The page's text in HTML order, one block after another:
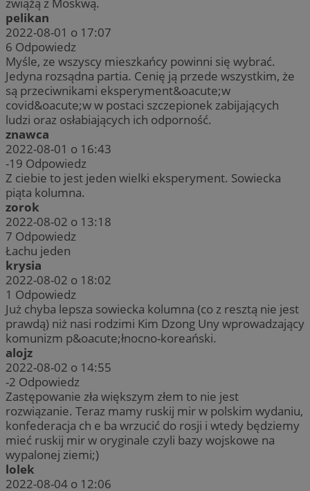
zwiążą z Moskwą.
pelikan
2022-08-01 o 17:07
6 Odpowiedz
Myśle, ze wszyscy mieszkańcy powinni się wybrać.
Jedyna rozsądna partia. Cenię ją przede wszystkim, że
są przeciwnikami eksperyment&oacute;w
covid&oacute;w w postaci szczepionek zabijających
ludzi oraz osłabiających ich odporność.
znawca
2022-08-01 o 16:43
-19 Odpowiedz
Z ciebie to jest jeden wielki eksperyment. Sowiecka
piąta kolumna.
zorok
2022-08-02 o 13:18
7 Odpowiedz
Łachu jeden
krysia
2022-08-02 o 18:02
1 Odpowiedz
Już chyba lepsza sowiecka kolumna (co z resztą nie jest
prawdą) niż nasi rodzimi Kim Dzong Uny wprowadzający
komunizm p&oacute;łnocno-koreański.
alojz
2022-08-02 o 14:55
-2 Odpowiedz
Zastępowanie zła większym złem to nie jest
rozwiązanie. Teraz mamy ruskij mir w polskim wydaniu,
konfederacja ch e ba wrzucić do rosji i wtedy będziemy
mieć ruskij mir w oryginale czyli bazy wojskowe na
wypalonej ziemi;)
lolek
2022-08-04 o 12:06